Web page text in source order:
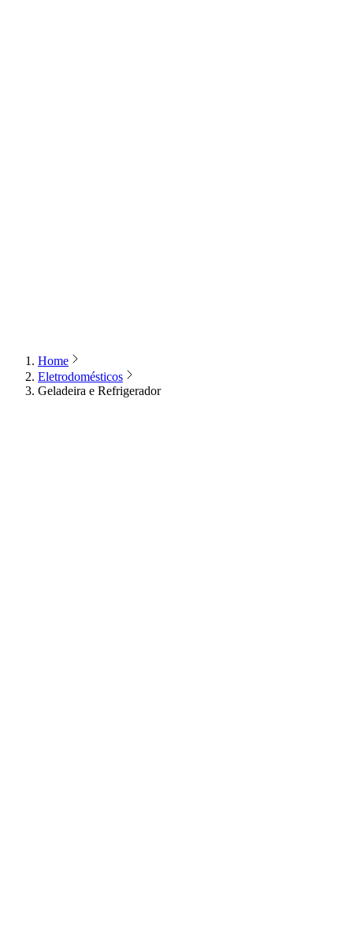
Home
Eletrodomésticos
Geladeira e Refrigerador